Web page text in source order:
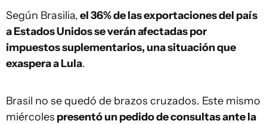
Según Brasilia,el 36% de las exportaciones del país
a Estados Unidos se verán afectadas por
impuestos suplementarios, una situación que
exaspera a Lula.
Brasil no se quedó de brazos cruzados. Este mismo
miércoles presentó un pedido de consultas ante la